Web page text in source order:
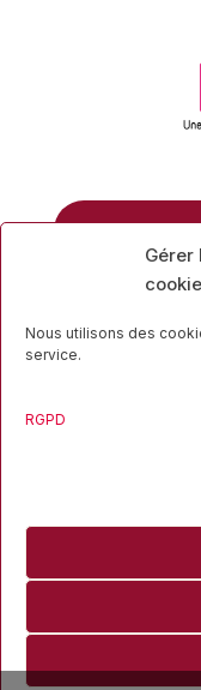
Gérer
Nous utilisons des
service.
RGPD
Copyright
Site mis en